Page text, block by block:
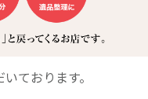
ております。